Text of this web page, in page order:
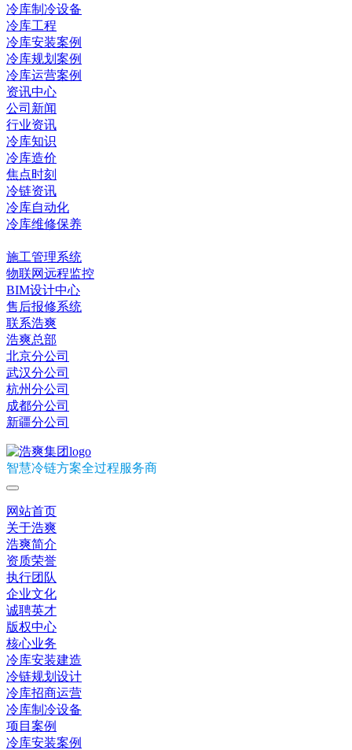
冷库制冷设备
冷库工程
冷库安装案例
冷库规划案例
冷库运营案例
资讯中心
公司新闻
行业资讯
冷库知识
冷库造价
焦点时刻
冷链资讯
冷库自动化
冷库维修保养
施工管理系统
物联网远程监控
BIM设计中心
售后报修系统
联系浩爽
浩爽总部
北京分公司
武汉分公司
杭州分公司
成都分公司
新疆分公司
智慧冷链方案全过程服务商
网站首页
关于浩爽
浩爽简介
资质荣誉
执行团队
企业文化
诚聘英才
版权中心
核心业务
冷库安装建造
冷链规划设计
冷库招商运营
冷库制冷设备
项目案例
冷库安装案例